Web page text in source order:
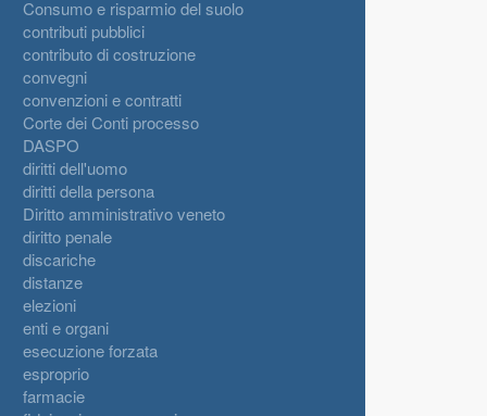
Consumo e risparmio del suolo
contributi pubblici
contributo di costruzione
convegni
convenzioni e contratti
Corte dei Conti processo
DASPO
diritti dell'uomo
diritti della persona
Diritto amministrativo veneto
diritto penale
discariche
distanze
elezioni
enti e organi
esecuzione forzata
esproprio
farmacie